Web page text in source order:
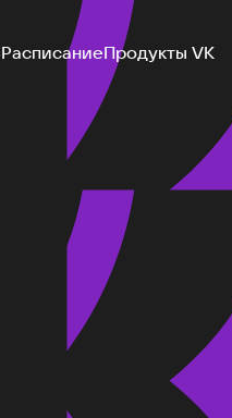
РасписаниеПродукты VK